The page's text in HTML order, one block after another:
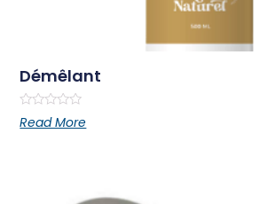
Démêlant
Rated
0
Read More